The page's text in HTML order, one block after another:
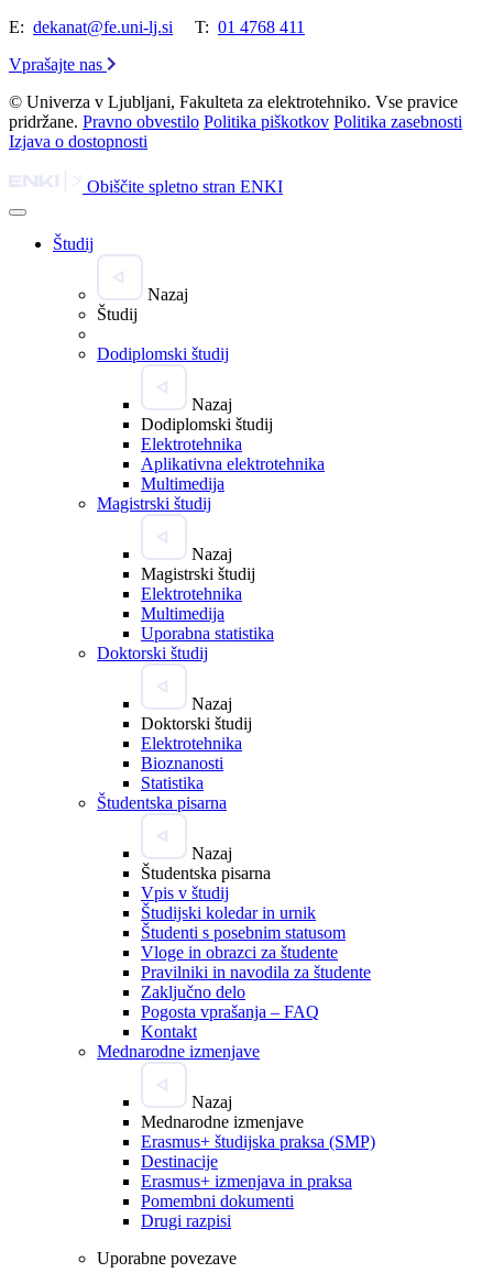
E: dekanat@fe.uni-lj.si T: 01 4768 411
Vprašajte nas
© Univerza v Ljubljani, Fakulteta za elektrotehniko. Vse pravice
pridržane. Pravno obvestilo Politika piškotkov Politika zasebnosti
Izjava o dostopnosti
Obiščite spletno stran ENKI
Študij
Nazaj
Študij
Dodiplomski študij
Nazaj
Dodiplomski študij
Elektrotehnika
Aplikativna elektrotehnika
Multimedija
Magistrski študij
Nazaj
Magistrski študij
Elektrotehnika
Multimedija
Uporabna statistika
Doktorski študij
Nazaj
Doktorski študij
Elektrotehnika
Bioznanosti
Statistika
Študentska pisarna
Nazaj
Študentska pisarna
Vpis v študij
Študijski koledar in urnik
Študenti s posebnim statusom
Vloge in obrazci za študente
Pravilniki in navodila za študente
Zaključno delo
Pogosta vprašanja – FAQ
Kontakt
Mednarodne izmenjave
Nazaj
Mednarodne izmenjave
Erasmus+ študijska praksa (SMP)
Destinacije
Erasmus+ izmenjava in praksa
Pomembni dokumenti
Drugi razpisi
Uporabne povezave